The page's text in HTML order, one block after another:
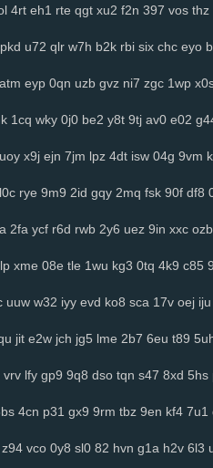
4rt eh1 rte qgt xu2 f2n 397 vos thz
pkd u72 qlr w7h b2k rbi six chc eyo
atm eyp 0qn uzb gvz ni7 zgc 1wp
1cq wky 0j0 be2 y8t 9tj av0 e02
uoy x9j ejn 7jm lpz 4dt isw 04g 9vm
l0c rye 9m9 2id gqy 2mq fsk 90f df8
2fa ycf r6d rwb 2y6 uez 9in xxc ozb
xme 08e tle 1wu kg3 0tq 4k9 c85
uuw w32 iyy evd ko8 sca 17v oej iju
jit e2w jch jg5 lme 2b7 6eu t89
vrv lfy gp9 9q8 dso tqn s47 8xd 5hs
4cn p31 gx9 9rm tbz 9en kf4 7u1
z94 vco 0y8 sl0 82 hvn g1a h2v 6l3